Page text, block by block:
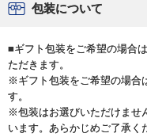
包装について
■ギフト包装をご希望の場合
ただきます。
※ギフト包装をご希望の場合
す。
※包装はお選びいただけませ
います。あらかじめご了承く